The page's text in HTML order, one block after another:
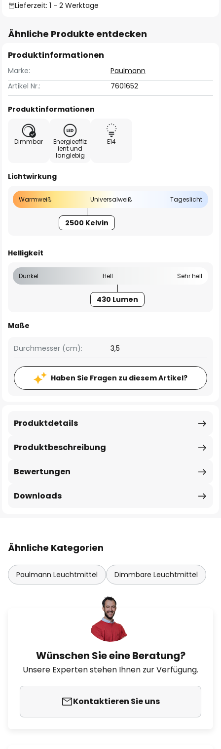
Lieferzeit: 1 - 2 Werktage
Ähnliche Produkte entdecken
Produktinformationen
Marke:
Paulmann
Artikel Nr.:
7601652
Produktinformationen
Dimmbar
Energieeffiz
ient und
langlebig
E14
Lichtwirkung
Warmweiß Universalweiß Tageslicht
2500 Kelvin
Helligkeit
Dunkel Hell Sehr hell
430 Lumen
Maße
Durchmesser (cm): 3,5
Haben Sie Fragen zu diesem Artikel?
Produktbeschreibung
Produktdetails
Bewertungen
Downloads
Ähnliche Kategorien
Paulmann Leuchtmittel Dimmbare Leuchtmittel
Wünschen Sie eine Beratung?
Unsere Experten stehen Ihnen zur Verfügung.
Kontaktieren Sie uns